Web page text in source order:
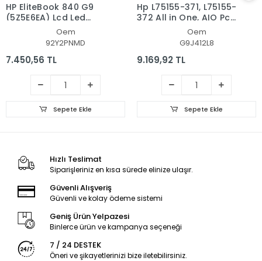
HP EliteBook 840 G9
(5Z5E6EA) Lcd Led
Ekran - PanelOem
92Y2PNMD
7.450,56 TL
Sepete Ekle
Hp L75155-371, L75155-
372 All in One, AIO Pc
Ekran - PanelOem
G9J412L8
9.169,92 TL
Sepete Ekle
Hızlı Teslimat
Siparişleriniz en kısa sürede elinize ulaşır.
Güvenli Alışveriş
Güvenli ve kolay ödeme sistemi
Geniş Ürün Yelpazesi
Binlerce ürün ve kampanya seçeneği
7 / 24 DESTEK
Öneri ve şikayetlerinizi bize iletebilirsiniz.